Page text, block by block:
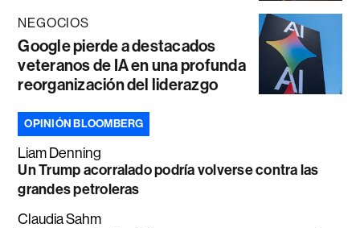
NEGOCIOS
Google pierde a destacados
veteranos de IA en una profunda
reorganización del liderazgo
OPINIÓN BLOOMBERG
Liam Denning
Un Trump acorralado podría volverse contra las
grandes petroleras
Claudia Sahm